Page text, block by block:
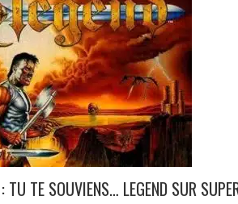
TU TE SOUVIENS… LEGEND SUR